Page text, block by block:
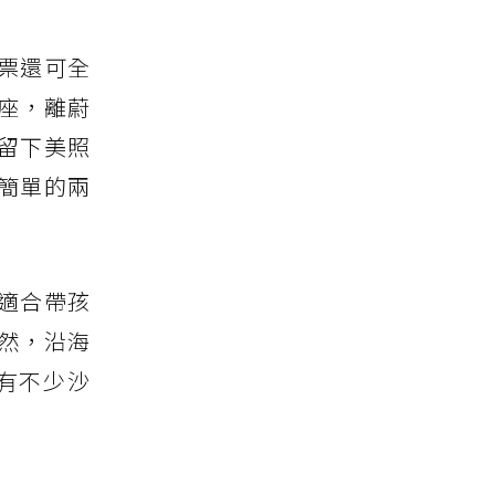
還可全
，離蔚
下美照
單的兩
合帶孩
，沿海
不少沙